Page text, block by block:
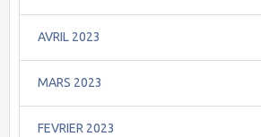
AVRIL 2023
MARS 2023
FEVRIER 2023